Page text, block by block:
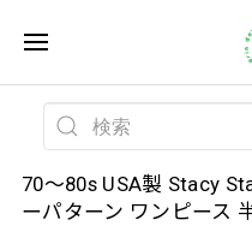
70～80s USA製 Stacy
ーパターン ワンピース